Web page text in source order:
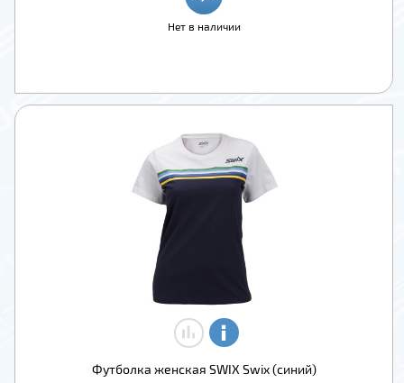
Нет в наличии
Футболка женская SWIX Swix (синий)